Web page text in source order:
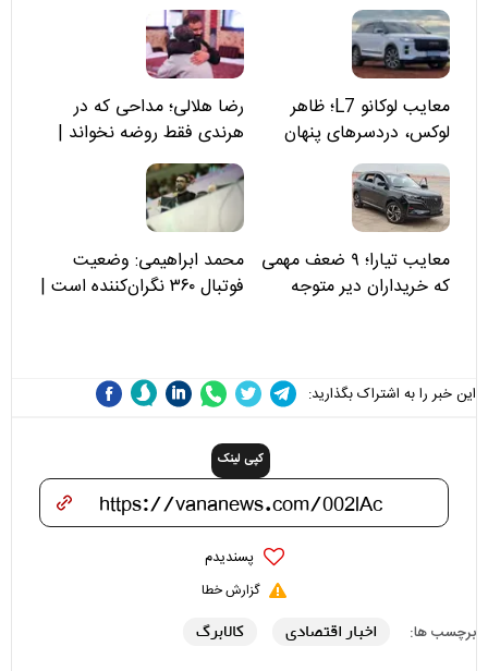
معایب لوکانو L7؛ ظاهر
لوکس، دردسرهای پنهان
رضا هلالی؛ مداحی که در
هرندی فقط روضه نخواند |
مسئولان «تکیه‌گاه آقا مرتضی
علی(ع)» را جدی‌تر ببینند
معایب تیارا؛ ۹ ضعف مهمی
که خریداران دیر متوجه
محمد ابراهیمی: وضعیت
فوتبال ۳۶۰ نگران‌کننده است |
این خبر را به اشتراک بگذارید:
کپی لینک
پسندیدم
گزارش خطا
برچسب ها: اخبار اقتصادی کالابرگ